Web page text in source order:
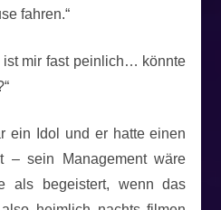
fahren.“
mir fast peinlich… könnte
ein Idol und er hatte einen
– sein Management wäre
als begeistert, wenn das